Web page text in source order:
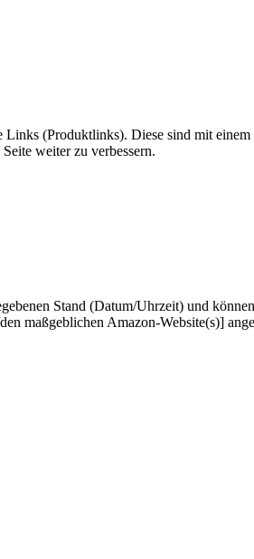
Links (Produktlinks). Diese sind mit
weiter zu verbessern.
Stand (Datum/Uhrzeit) und
maßgeblichen Amazon-Website(s)]